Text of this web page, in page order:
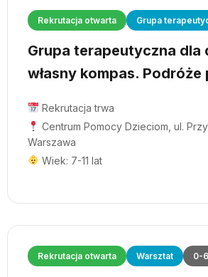
Rekrutacja otwarta Grupa
Grupa terapeutyczna dla
własny kompas.
Rekrutacja trwa
Centrum Pomocy Dzieciom, ul.
Warszawa
Wiek: 7-11 lat
Rekrutacja otwarta Warsztat 0-